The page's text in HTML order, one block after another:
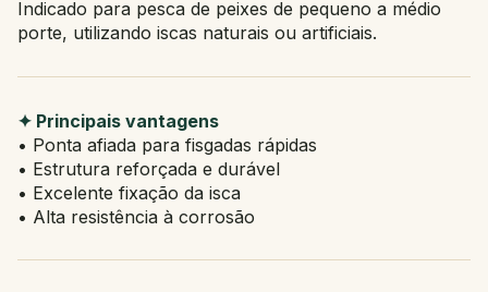
Indicado para pesca de peixes de pequeno a médio
porte, utilizando iscas naturais ou artificiais.
✦ Principais vantagens
• Ponta afiada para fisgadas rápidas
• Estrutura reforçada e durável
• Excelente fixação da isca
• Alta resistência à corrosão